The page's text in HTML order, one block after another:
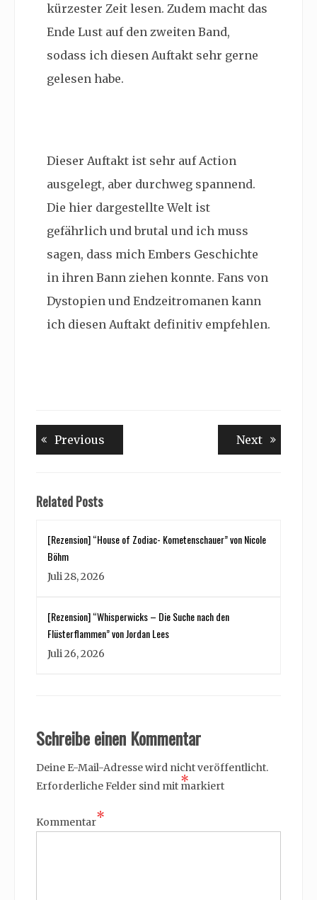
kürzester Zeit lesen. Zudem macht das
Ende Lust auf den zweiten Band,
sodass ich diesen Auftakt sehr gerne
gelesen habe.
Dieser Auftakt ist sehr auf Action
ausgelegt, aber durchweg spannend.
Die hier dargestellte Welt ist
gefährlich und brutal und ich muss
sagen, dass mich Embers Geschichte
in ihren Bann ziehen konnte. Fans von
Dystopien und Endzeitromanen kann
ich diesen Auftakt definitiv empfehlen.
Beitragsnavigation
Previous NextNext
Related Posts
[Rezension] “House of Zodiac- Kometenschauer” von Nicole
Böhm
Juli 28, 2026
[Rezension] “Whisperwicks – Die Suche nach den
Flüsterflammen” von Jordan Lees
Juli 26, 2026
Schreibe einen Kommentar
Deine E-Mail-Adresse wird nicht veröffentlicht.
Erforderliche Felder sind mit *
markiert
Kommentar*